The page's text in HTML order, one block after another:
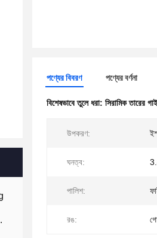
পণ্যের বিবরণ পণ্যের বর্ণনা
বিশেষভাবে তুলে ধরা: সিরামিক তারের
উপকরণ:
ঘনত্ব:
পালিশ:
রঙ: